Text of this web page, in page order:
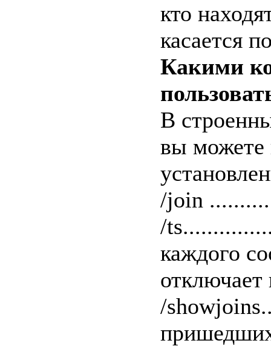
кто
касается
Какими
В
вы можете
/join
/
каждого
отключает
/